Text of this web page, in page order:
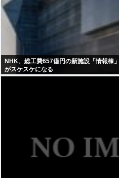
NHK、総工費657億円の新施設「情報棟
がスケスケになる